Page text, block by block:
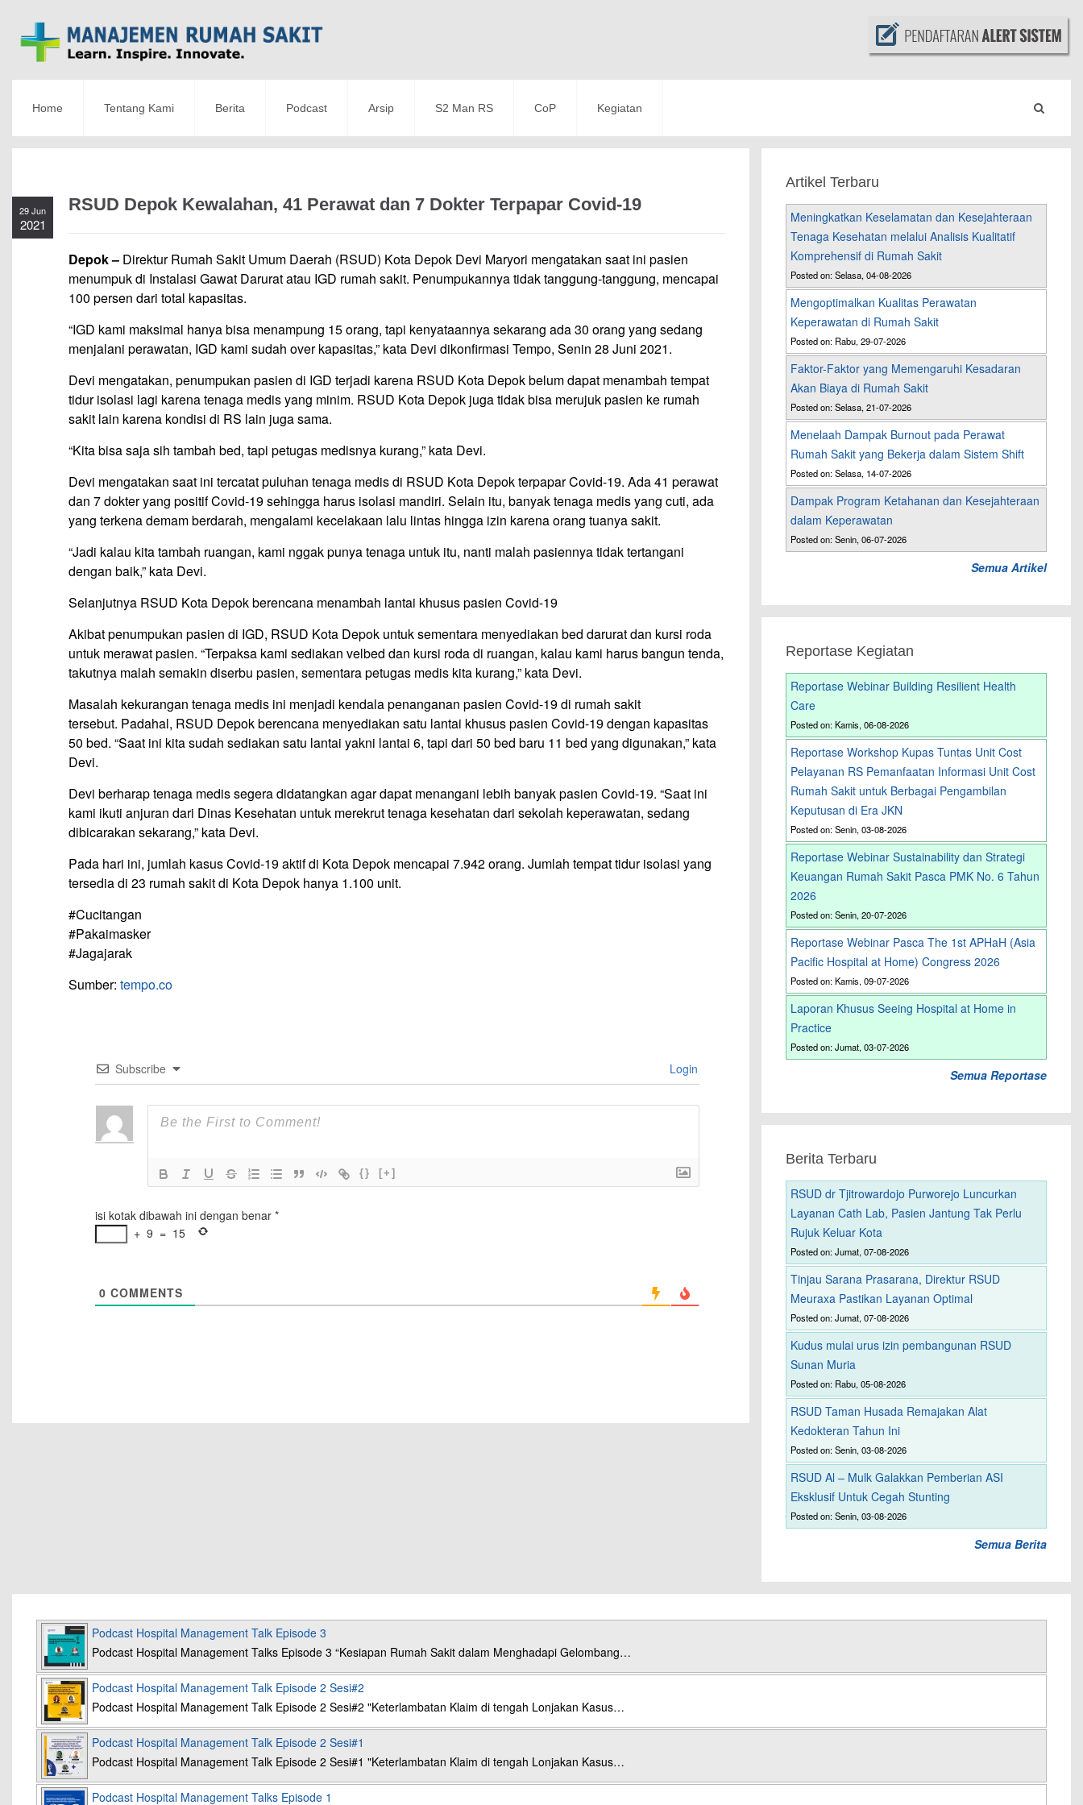
Home Tentang Kami Berita Podcast Arsip S2 Man RS CoP Kegiatan
29 Jun
2021
RSUD Depok Kewalahan, 41 Perawat dan 7 Dokter Terpapar Covid-19
Depok – Direktur Rumah Sakit Umum Daerah (RSUD) Kota Depok Devi Maryori mengatakan saat ini pasien
menumpuk di Instalasi Gawat Darurat atau IGD rumah sakit. Penumpukannya tidak tanggung-tanggung, mencapai
100 persen dari total kapasitas.
“IGD kami maksimal hanya bisa menampung 15 orang, tapi kenyataannya sekarang ada 30 orang yang sedang
menjalani perawatan, IGD kami sudah over kapasitas,” kata Devi dikonfirmasi Tempo, Senin 28 Juni 2021.
Devi mengatakan, penumpukan pasien di IGD terjadi karena RSUD Kota Depok belum dapat menambah tempat
tidur isolasi lagi karena tenaga medis yang minim. RSUD Kota Depok juga tidak bisa merujuk pasien ke rumah
sakit lain karena kondisi di RS lain juga sama.
“Kita bisa saja sih tambah bed, tapi petugas medisnya kurang,” kata Devi.
Devi mengatakan saat ini tercatat puluhan tenaga medis di RSUD Kota Depok terpapar Covid-19. Ada 41 perawat
dan 7 dokter yang positif Covid-19 sehingga harus isolasi mandiri. Selain itu, banyak tenaga medis yang cuti, ada
yang terkena demam berdarah, mengalami kecelakaan lalu lintas hingga izin karena orang tuanya sakit.
“Jadi kalau kita tambah ruangan, kami nggak punya tenaga untuk itu, nanti malah pasiennya tidak tertangani
dengan baik,” kata Devi.
Selanjutnya RSUD Kota Depok berencana menambah lantai khusus pasien Covid-19
Akibat penumpukan pasien di IGD, RSUD Kota Depok untuk sementara menyediakan bed darurat dan kursi roda
untuk merawat pasien. “Terpaksa kami sediakan velbed dan kursi roda di ruangan, kalau kami harus bangun tenda,
takutnya malah semakin diserbu pasien, sementara petugas medis kita kurang,” kata Devi.
Masalah kekurangan tenaga medis ini menjadi kendala penanganan pasien Covid-19 di rumah sakit
tersebut. Padahal, RSUD Depok berencana menyediakan satu lantai khusus pasien Covid-19 dengan kapasitas
50 bed. “Saat ini kita sudah sediakan satu lantai yakni lantai 6, tapi dari 50 bed baru 11 bed yang digunakan,” kata
Devi.
Devi berharap tenaga medis segera didatangkan agar dapat menangani lebih banyak pasien Covid-19. “Saat ini
kami ikuti anjuran dari Dinas Kesehatan untuk merekrut tenaga kesehatan dari sekolah keperawatan, sedang
dibicarakan sekarang,” kata Devi.
Pada hari ini, jumlah kasus Covid-19 aktif di Kota Depok mencapai 7.942 orang. Jumlah tempat tidur isolasi yang
tersedia di 23 rumah sakit di Kota Depok hanya 1.100 unit.
#Cucitangan
#Pakaimasker
#Jagajarak
Sumber: tempo.co
Subscribe Login
{} [+]
isi kotak dibawah ini dengan benar*
+ 9 = 15
0 COMMENTS
Artikel Terbaru
Meningkatkan Keselamatan dan Kesejahteraan
Tenaga Kesehatan melalui Analisis Kualitatif
Komprehensif di Rumah Sakit
Posted on: Selasa, 04-08-2026
Mengoptimalkan Kualitas Perawatan
Keperawatan di Rumah Sakit
Posted on: Rabu, 29-07-2026
Faktor-Faktor yang Memengaruhi Kesadaran
Akan Biaya di Rumah Sakit
Posted on: Selasa, 21-07-2026
Menelaah Dampak Burnout pada Perawat
Rumah Sakit yang Bekerja dalam Sistem Shift
Posted on: Selasa, 14-07-2026
Dampak Program Ketahanan dan Kesejahteraan
dalam Keperawatan
Posted on: Senin, 06-07-2026
Semua Artikel
Reportase Kegiatan
Reportase Webinar Building Resilient Health
Care
Posted on: Kamis, 06-08-2026
Reportase Workshop Kupas Tuntas Unit Cost
Pelayanan RS Pemanfaatan Informasi Unit Cost
Rumah Sakit untuk Berbagai Pengambilan
Keputusan di Era JKN
Posted on: Senin, 03-08-2026
Reportase Webinar Sustainability dan Strategi
Keuangan Rumah Sakit Pasca PMK No. 6 Tahun
2026
Posted on: Senin, 20-07-2026
Reportase Webinar Pasca The 1st APHaH (Asia
Pacific Hospital at Home) Congress 2026
Posted on: Kamis, 09-07-2026
Laporan Khusus Seeing Hospital at Home in
Practice
Posted on: Jumat, 03-07-2026
Semua Reportase
Berita Terbaru
RSUD dr Tjitrowardojo Purworejo Luncurkan
Layanan Cath Lab, Pasien Jantung Tak Perlu
Rujuk Keluar Kota
Posted on: Jumat, 07-08-2026
Tinjau Sarana Prasarana, Direktur RSUD
Meuraxa Pastikan Layanan Optimal
Posted on: Jumat, 07-08-2026
Kudus mulai urus izin pembangunan RSUD
Sunan Muria
Posted on: Rabu, 05-08-2026
RSUD Taman Husada Remajakan Alat
Kedokteran Tahun Ini
Posted on: Senin, 03-08-2026
RSUD Al – Mulk Galakkan Pemberian ASI
Eksklusif Untuk Cegah Stunting
Posted on: Senin, 03-08-2026
Semua Berita
Podcast Hospital Management Talk Episode 3
Podcast Hospital Management Talks Episode 3 “Kesiapan Rumah Sakit dalam Menghadapi Gelombang…
Podcast Hospital Management Talk Episode 2 Sesi#2
Podcast Hospital Management Talk Episode 2 Sesi#2 "Keterlambatan Klaim di tengah Lonjakan Kasus…
Podcast Hospital Management Talk Episode 2 Sesi#1
Podcast Hospital Management Talk Episode 2 Sesi#1 "Keterlambatan Klaim di tengah Lonjakan Kasus…
Podcast Hospital Management Talks Episode 1